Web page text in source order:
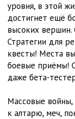
уровня, в этой
достигнет ещё
высоких вершин.
Стратегии для
квесты! Места
боевые приёмы!
даже бета-
Массовые
к алтарю, меч,